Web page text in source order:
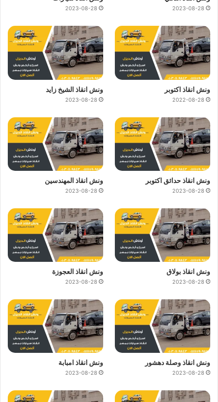
2023-08-28
2023-08-28
ونش انقاذ اكتوبر
2022-08-28
ونش انقاذ الشيخ زايد
2023-08-28
ونش انقاذ حدائق اكتوبر
2023-08-28
ونش انقاذ المهندسين
2023-08-28
ونش انقاذ بولاق
2023-08-28
ونش انقاذ العجوزة
2023-08-28
ونش انقاذ وصلة دهشور
2023-08-28
ونش انقاذ امبابة
2023-08-28